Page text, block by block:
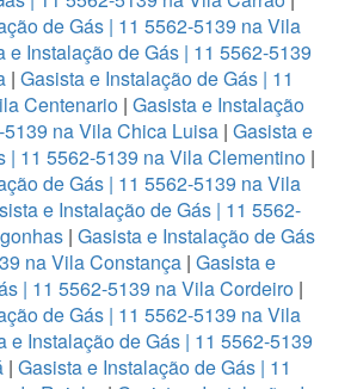
de Gás | 11 5562-5139 na Vila
e Instalação de Gás | 11 5562-5139
| Gasista e Instalação de Gás | 11
Centenario | Gasista e Instalação
na Vila Chica Luisa | Gasista e
| 11 5562-5139 na Vila Clementino|
de Gás | 11 5562-5139 na Vila
e Instalação de Gás | 11 5562-
| Gasista e Instalação de Gás
na Vila Constança| Gasista e
| 11 5562-5139 na Vila Cordeiro|
de Gás | 11 5562-5139 na Vila
e Instalação de Gás | 11 5562-5139
| Gasista e Instalação de Gás | 11